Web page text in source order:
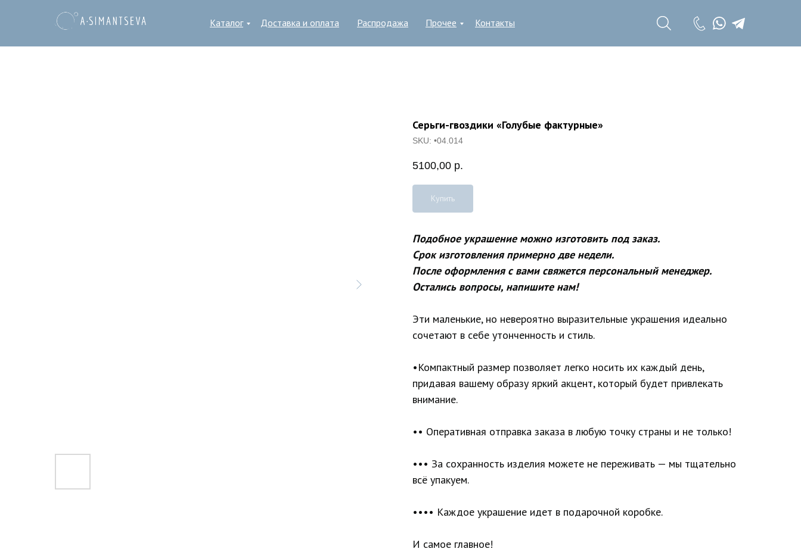
Каталог Контакты
Доставка и оплата Прочее
Распродажа
Серьги-гвоздики «Голубые фактурные»
SKU: •04.014
5100,00 р.
Купить
Подобное украшение можно изготовить под заказ.
Срок изготовления примерно две недели.
После оформления с вами свяжется персональный менеджер.
Остались вопросы, напишите нам!
Эти маленькие, но невероятно выразительные украшения идеально
сочетают в себе утонченность и стиль.
•Компактный размер позволяет легко носить их каждый день,
придавая вашему образу яркий акцент, который будет привлекать
внимание.
•• Оперативная отправка заказа в любую точку страны и не только!
••• За сохранность изделия можете не переживать — мы тщательно
всё упакуем.
•••• Каждое украшение идет в подарочной коробке.
И самое главное!